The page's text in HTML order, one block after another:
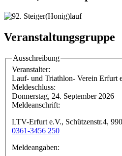
Veranstaltungsgruppe
Ausschreibung
Veranstalter:
Lauf- und Triathlon- Verein Erfurt
Meldeschluss:
Donnerstag, 24. September 2026
Meldeanschrift:
LTV-Erfurt e.V., Schützenstr.4,
0361-3456 250
Meldeangaben: